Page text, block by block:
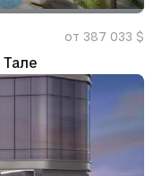
от 387 033 $
Тале